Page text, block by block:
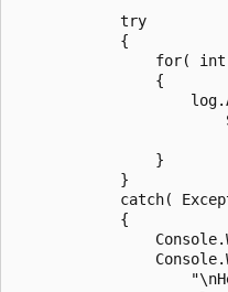
            try
            {
for(
                {
                }
            }
catch(
            {